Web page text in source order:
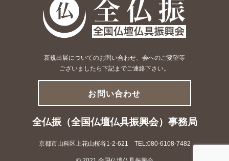
新規出展についてのお問い合わせ、会へのご要望等
ございましたら下記までご連絡下さい。
お問い合わせ
全仏振（全国仏壇仏具振興会）事務局
京都市山科区上花山桜谷1-2-621 TEL:080-6108-7482